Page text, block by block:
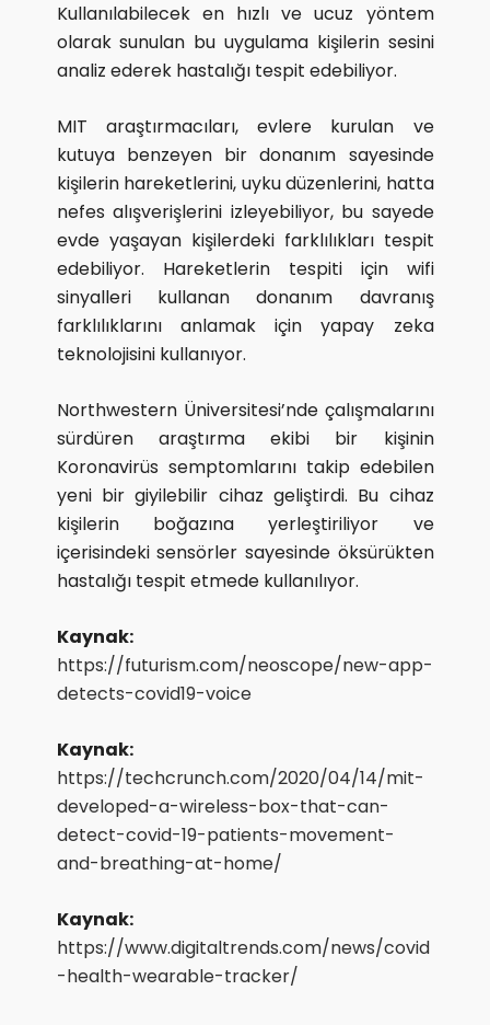
Kullanılabilecek en hızlı ve ucuz yöntem
olarak sunulan bu uygulama kişilerin sesini
analiz ederek hastalığı tespit edebiliyor.
MIT araştırmacıları, evlere kurulan ve
kutuya benzeyen bir donanım sayesinde
kişilerin hareketlerini, uyku düzenlerini, hatta
nefes alışverişlerini izleyebiliyor, bu sayede
evde yaşayan kişilerdeki farklılıkları tespit
edebiliyor. Hareketlerin tespiti için wifi
sinyalleri kullanan donanım davranış
farklılıklarını anlamak için yapay zeka
teknolojisini kullanıyor.
Northwestern Üniversitesi’nde çalışmalarını
sürdüren araştırma ekibi bir kişinin
Koronavirüs semptomlarını takip edebilen
yeni bir giyilebilir cihaz geliştirdi. Bu cihaz
kişilerin boğazına yerleştiriliyor ve
içerisindeki sensörler sayesinde öksürükten
hastalığı tespit etmede kullanılıyor.
Kaynak:
https://futurism.com/neoscope/new-app-
detects-covid19-voice
Kaynak:
https://techcrunch.com/2020/04/14/mit-
developed-a-wireless-box-that-can-
detect-covid-19-patients-movement-
and-breathing-at-home/
Kaynak:
https://www.digitaltrends.com/news/covid
-health-wearable-tracker/